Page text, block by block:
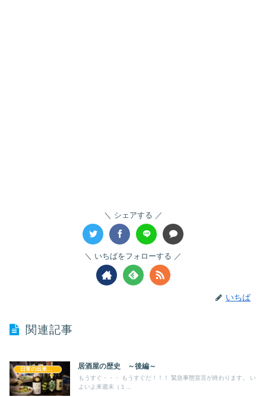
シェアする
いちばをフォローする
いちば
関連記事
日常の出来事！！ 居酒屋の歴史 ～後編～
もうすぐ・・・ もうすぐだ！！！ 緊急事態宣言が終わります。 い
よいよ来週末（１...